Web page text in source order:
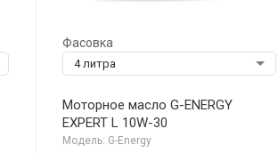
Фасовка
4 литра
Моторное масло G-ENERGY
EXPERT L 10W-30
Модель: G-Energy